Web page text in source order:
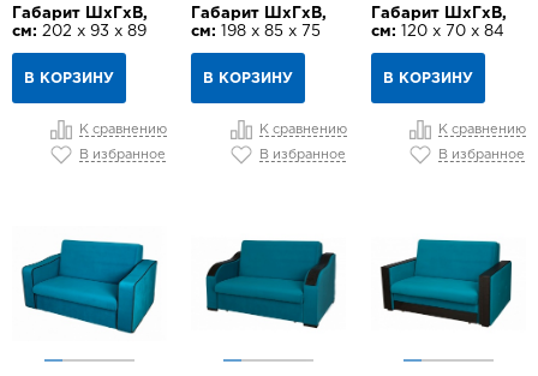
Габарит ШхГхВ,
см: 202 х 93 х 89
В КОРЗИНУ
К сравнению
В избранное
Габарит ШхГхВ,
см:
198 х 85 х 75
В КОРЗИНУ
К сравнению
В избранное
Габарит ШхГхВ,
см: 120 х 70 х 84
В КОРЗИНУ
К сравнению
В избранное